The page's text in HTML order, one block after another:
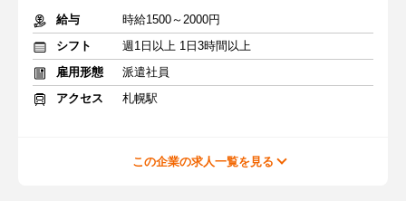
給与
時給1500～2000円
シフト
週1日以上 1日3時間以上
雇用形態
派遣社員
アクセス
札幌駅
この企業の求人一覧を見る